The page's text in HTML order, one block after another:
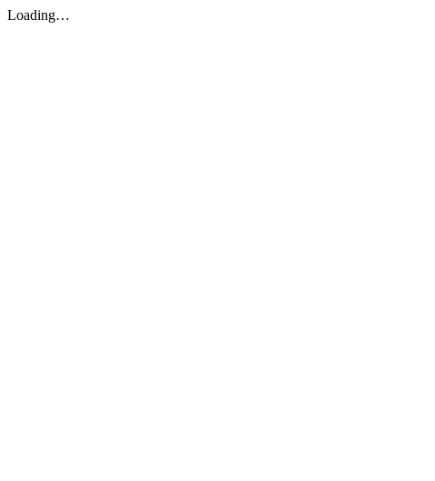
Loading…